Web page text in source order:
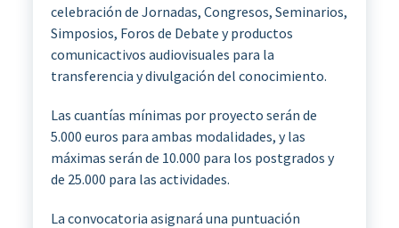
celebración de Jornadas, Congresos, Seminarios,
Simposios, Foros de Debate y productos
comunicactivos audiovisuales para la
transferencia y divulgación del conocimiento.
Las cuantías mínimas por proyecto serán de
5.000 euros para ambas modalidades, y las
máximas serán de 10.000 para los postgrados y
de 25.000 para las actividades.
La convocatoria asignará una puntuación